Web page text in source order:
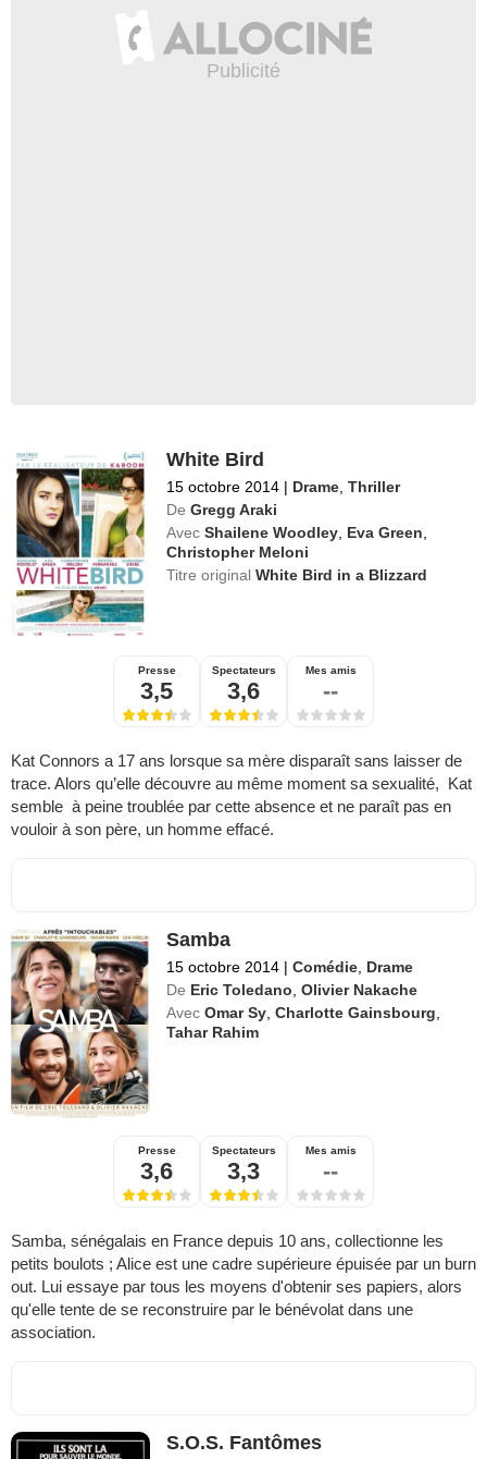
White Bird
15 octobre 2014 | Drame ,Thriller
De Gregg Araki
Avec Shailene Woodley Eva Green
Christopher Meloni
Titre originalWhite Bird in a Blizzard
Presse
3,5
Spectateurs
3,6
Mes amis
--
Kat Connors a 17 ans lorsque sa mère disparaît sans laisser de
trace. Alors qu’elle découvre au même moment sa sexualité, Kat
semble à peine troublée par cette absence et ne paraît pas en
vouloir à son père, un homme effacé.
Samba
15 octobre 2014 | Comédie Drame
De Eric Toledano ,Olivier Nakache
Avec Omar Sy ,Charlotte Gainsbourg
Tahar Rahim
Presse
3,6
Spectateurs
3,3
Mes amis
--
Samba, sénégalais en France depuis 10 ans, collectionne les
petits boulots ; Alice est une cadre supérieure épuisée par un burn
out. Lui essaye par tous les moyens d'obtenir ses papiers, alors
qu'elle tente de se reconstruire par le bénévolat dans une
association.
S.O.S. Fantômes